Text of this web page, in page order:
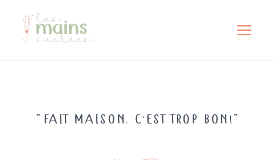
" FAIT MAISON, C'EST TROP BON!"